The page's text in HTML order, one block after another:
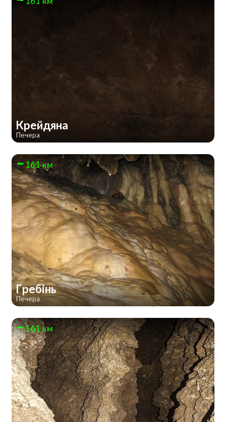
Крейдяна
Печера
161 км
Гребінь
Печера
161 км